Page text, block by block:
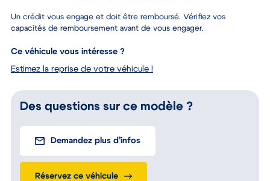
Un crédit vous engage et doit être remboursé. Vérifiez vos
capacités de remboursement avant de vous engager.
Ce véhicule vous intéresse ?
Estimez la reprise de votre véhicule !
Des questions sur ce modèle ?
Demandez plus d’infos
Réservez ce véhicule